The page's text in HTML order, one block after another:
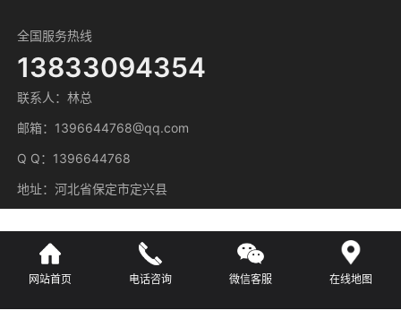
网站首页 电话咨询 微信客服 在线地图
全国服务热线
13833094354
联系人：林总
邮箱：1396644768@qq.com
Q Q：1396644768
地址：河北省保定市定兴县
主营区域 广东 河北 湖南 江苏 江西